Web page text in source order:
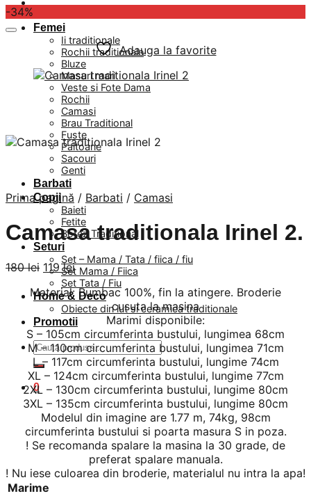
Femei
Ii traditionale
Rochii traditionale
Bluze
Masuri mari
Veste si Fote Dama
Rochii
Camasi
Brau Traditional
Fuste
Paltoane
Sacouri
Genti
Barbati
Copii
Baieti
Fetite
Botez Traditional
Seturi
Set – Mama / Tata / fiica / fiu
Set Mama / Fiica
Set Tata / Fiu
Home & Deco
Obiecte din lut si ceramica traditionale
Promotii
Caută
după:
0
-34%
Adauga la favorite
Prima pagină / Barbati / Camasi
Camasa traditionala Irinel 2.
180lei Prețul
inițial
a
fost:
180 lei.
119leiPrețul
curent
este:
119 lei.
Material: Bumbac 100%, fin la atingere. Broderie
cusuta la masina
Marimi disponibile:
S – 105cm circumferinta bustului, lungimea 68cm
M – 110cm circumferinta bustului, lungimea 71cm
L – 117cm circumferinta bustului, lungime 74cm
XL – 124cm circumferinta bustului, lungime 77cm
2XL – 130cm circumferinta bustului, lungime 80cm
3XL – 135cm circumferinta bustului, lungime 80cm
Modelul din imagine are 1.77 m, 74kg, 98cm
circumferinta bustului si poarta masura S in poza.
! Se recomanda spalare la masina la 30 grade, de
preferat spalare manuala.
! Nu iese culoarea din broderie, materialul nu intra la apa!
Marime